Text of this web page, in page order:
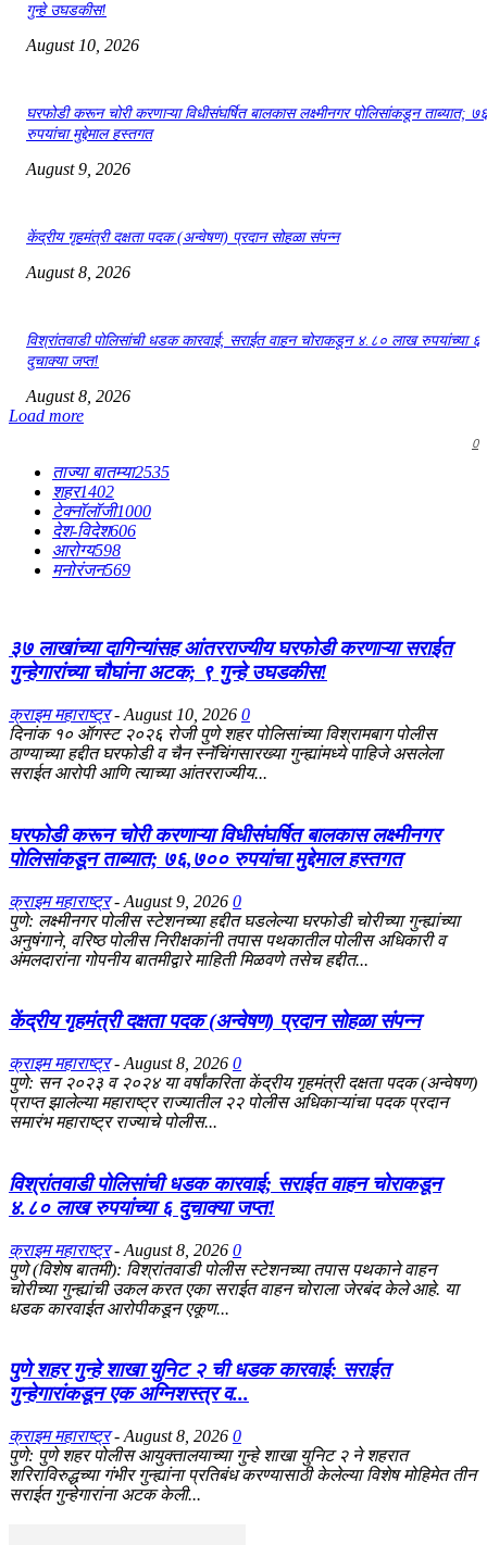
गुन्हे उघडकीस!
August 10, 2026
घरफोडी करून चोरी करणाऱ्या विधीसंघर्षित बालकास लक्ष्मीनगर पोलिसांकडून ताब्यात;
रुपयांचा मुद्देमाल हस्तगत
August 9, 2026
केंद्रीय गृहमंत्री दक्षता पदक (अन्वेषण) प्रदान सोहळा संपन्न
August 8, 2026
विश्रांतवाडी पोलिसांची धडक कारवाई; सराईत वाहन चोराकडून ४.८० लाख रुपयांच्या ६
दुचाक्या जप्त!
August 8, 2026
Load more
0
ताज्या बातम्या2535
शहर1402
टेक्नॉलॉजी1000
देश-विदेश606
आरोग्य598
मनोरंजन569
३७ लाखांच्या दागिन्यांसह आंतरराज्यीय घरफोडी करणाऱ्या सराईत
गुन्हेगारांच्या चौघांना अटक; ९ गुन्हे उघडकीस!
क्राइम महाराष्ट्र - August 10, 2026 0
दिनांक १० ऑगस्ट २०२६ रोजी पुणे शहर पोलिसांच्या विश्रामबाग पोलीस
ठाण्याच्या हद्दीत घरफोडी व चैन स्नॅचिंगसारख्या गुन्ह्यांमध्ये पाहिजे असलेला
सराईत आरोपी आणि त्याच्या आंतरराज्यीय...
घरफोडी करून चोरी करणाऱ्या विधीसंघर्षित बालकास लक्ष्मीनगर
पोलिसांकडून ताब्यात; ७६,७०० रुपयांचा मुद्देमाल हस्तगत
क्राइम महाराष्ट्र - August 9, 2026 0
पुणे: लक्ष्मीनगर पोलीस स्टेशनच्या हद्दीत घडलेल्या घरफोडी चोरीच्या गुन्ह्यांच्या
अनुषंगाने, वरिष्ठ पोलीस निरीक्षकांनी तपास पथकातील पोलीस अधिकारी व
अंमलदारांना गोपनीय बातमीद्वारे माहिती मिळवणे तसेच हद्दीत...
केंद्रीय गृहमंत्री दक्षता पदक (अन्वेषण) प्रदान सोहळा संपन्न
क्राइम महाराष्ट्र - August 8, 2026 0
​पुणे: सन २०२३ व २०२४ या वर्षांकरिता केंद्रीय गृहमंत्री दक्षता पदक (अन्वेषण)
प्राप्त झालेल्या महाराष्ट्र राज्यातील २२ पोलीस अधिकाऱ्यांचा पदक प्रदान
समारंभ महाराष्ट्र राज्याचे पोलीस...
विश्रांतवाडी पोलिसांची धडक कारवाई; सराईत वाहन चोराकडून
४.८० लाख रुपयांच्या ६ दुचाक्या जप्त!
क्राइम महाराष्ट्र - August 8, 2026 0
पुणे (विशेष बातमी): विश्रांतवाडी पोलीस स्टेशनच्या तपास पथकाने वाहन
चोरीच्या गुन्ह्यांची उकल करत एका सराईत वाहन चोराला जेरबंद केले आहे. या
धडक कारवाईत आरोपीकडून एकूण...
पुणे शहर गुन्हे शाखा युनिट २ ची धडक कारवाई: सराईत
गुन्हेगारांकडून एक अग्निशस्त्र व...
क्राइम महाराष्ट्र - August 8, 2026 0
​पुणे: पुणे शहर पोलीस आयुक्तालयाच्या गुन्हे शाखा युनिट २ ने शहरात
शरिराविरुद्धच्या गंभीर गुन्ह्यांना प्रतिबंध करण्यासाठी केलेल्या विशेष मोहिमेत तीन
सराईत गुन्हेगारांना अटक केली...